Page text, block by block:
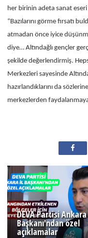
her birinin adeta sanat
“Bazılarını görme fırsatı
atmadan önce iyice
diye… Altındağlı gençler
şekilde değerlendirmiş.
Merkezleri sayesinde
hazırlandıklarını da
merkezlerden
DEVA Partisi
Başkanı'ndan özel
açıklamalar